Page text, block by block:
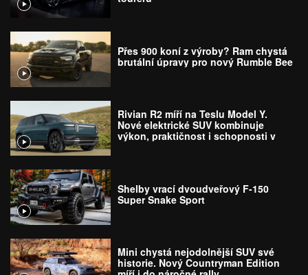
Přes 900 koní z výroby? Ram chystá
brutální úpravy pro nový Rumble Bee
Rivian R2 míří na Teslu Model Y.
Nové elektrické SUV kombinuje
výkon, praktičnost i schopnosti v
Shelby vrací dvoudveřový F-150
Super Snake Sport
Mini chystá nejodolnější SUV své
historie. Nový Countryman Edition